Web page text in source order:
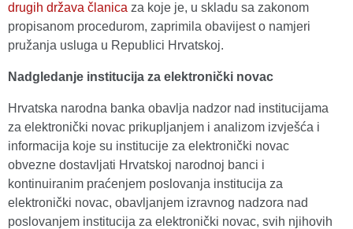
drugih država članica za koje je, u skladu sa zakonom
propisanom procedurom, zaprimila obavijest o namjeri
pružanja usluga u Republici Hrvatskoj.
Nadgledanje institucija za elektronički novac
Hrvatska narodna banka obavlja nadzor nad institucijama
za elektronički novac prikupljanjem i analizom izvješća i
informacija koje su institucije za elektronički novac
obvezne dostavljati Hrvatskoj narodnoj banci i
kontinuiranim praćenjem poslovanja institucija za
elektronički novac, obavljanjem izravnog nadzora nad
poslovanjem institucija za elektronički novac, svih njihovih